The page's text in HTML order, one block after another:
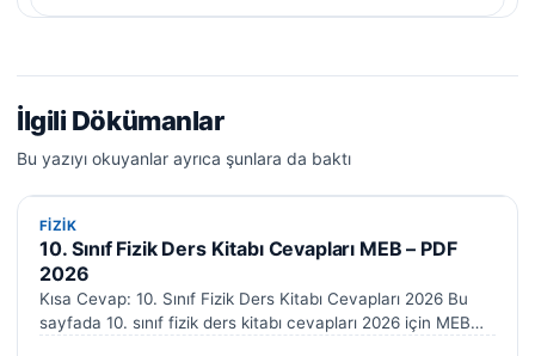
İlgili Dökümanlar
Bu yazıyı okuyanlar ayrıca şunlara da baktı
FIZIK
FIZIK
10. Sınıf Fizik Ders Kitabı Cevapları MEB – PDF
2026
Kısa Cevap: 10. Sınıf Fizik Ders Kitabı Cevapları 2026 Bu
sayfada 10. sınıf fizik ders kitabı cevapları 2026 için MEB…